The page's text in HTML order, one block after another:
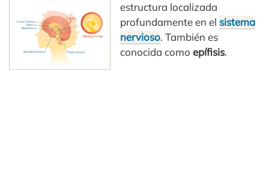
estructura localizada
profundamente en el sistema
nervioso. También es
conocida comoepífisis.